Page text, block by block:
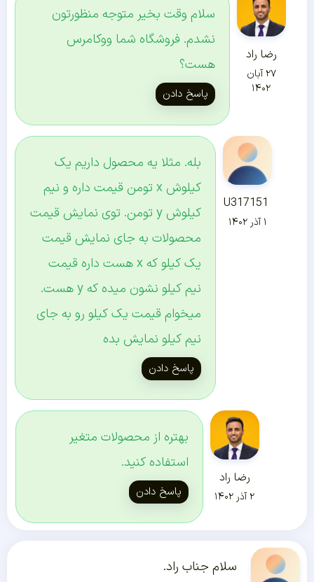
رضا راد
۲۷ آبان
۱۴۰۲
سلام وقت بخیر متوجه منظورتون
نشدم. فروشگاه شما ووکامرس
هست؟
پاسخ دادن
U317151
۱ آذر ۱۴۰۲
بله. مثلا یه محصول داریم یک
کیلوش x تومن قیمت داره و نیم
کیلوش y تومن. توی نمایش قیمت
محصولات به جای نمایش قیمت
یک کیلو که x هست داره قیمت
نیم کیلو نشون میده که y هست.
میخوام قیمت یک کیلو رو به جای
نیم کیلو نمایش بده
پاسخ دادن
رضا راد
۲ آذر ۱۴۰۲
بهتره از محصولات متغیر
استفاده کنید.
پاسخ دادن
سلام جناب راد.